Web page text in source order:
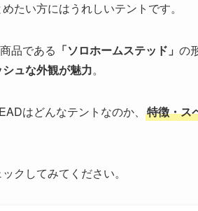
たい方にはうれしいテントです。
品である 「ソロホームステッド」 の
ュな外観が魅力。
はどんなテントなのか、 特徴・ス
クしてみてください。